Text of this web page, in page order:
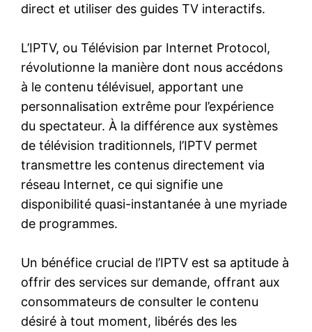
direct et utiliser des guides TV interactifs.
L’IPTV, ou Télévision par Internet Protocol,
révolutionne la manière dont nous accédons
à le contenu télévisuel, apportant une
personnalisation extrême pour l’expérience
du spectateur. À la différence aux systèmes
de télévision traditionnels, l’IPTV permet
transmettre les contenus directement via
réseau Internet, ce qui signifie une
disponibilité quasi-instantanée à une myriade
de programmes.
Un bénéfice crucial de l’IPTV est sa aptitude à
offrir des services sur demande, offrant aux
consommateurs de consulter le contenu
désiré à tout moment, libérés des les